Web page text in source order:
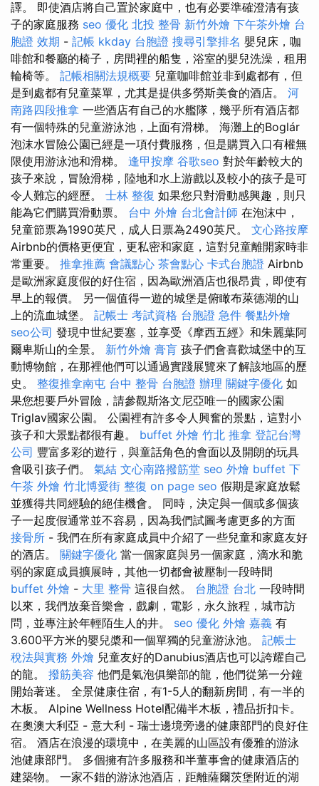
譯。 即使酒店將自己置於家庭中，也有必要準確澄清有孩
子的家庭服務 seo 優化 北投 整骨 新竹外燴 下午茶外燴 台
胞證 效期 - 記帳 kkday 台胞證 搜尋引擎排名 嬰兒床，咖
啡館和餐廳的椅子，房間裡的船隻，浴室的嬰兒洗澡，租用
輪椅等。 記帳相關法規概要 兒童咖啡館並非到處都有，但
是到處都有兒童菜單，尤其是提供多勞斯美食的酒店。 河
南路四段推拿 一些酒店有自己的水艦隊，幾乎所有酒店都
有一個特殊的兒童游泳池，上面有滑梯。 海灘上的Boglár
泡沫水冒險公園已經是一項付費服務，但是購買入口有權無
限使用游泳池和滑梯。 逢甲按摩 谷歌seo 對於年齡較大的
孩子來說，冒險滑梯，陸地和水上游戲以及較小的孩子是可
令人難忘的經歷。 士林 整復 如果您只對滑動感興趣，則只
能為它們購買滑動票。 台中 外燴 台北會計師 在泡沫中，
兒童節票為1990英尺，成人日票為2490英尺。 文心路按摩
Airbnb的價格更便宜，更私密和家庭，這對兒童離開家時非
常重要。 推拿推薦 會議點心 茶會點心 卡式台胞證 Airbnb
是歐洲家庭度假的好住宿，因為歐洲酒店也很昂貴，即使有
早上的報價。 另一個值得一遊的城堡是俯瞰布萊德湖的山
上的流血城堡。 記帳士 考試資格 台胞證 急件 餐點外燴
seo公司 發現中世紀要塞，並享受《摩西五經》和朱麗葉阿
爾卑斯山的全景。 新竹外燴 膏肓 孩子們會喜歡城堡中的互
動博物館，在那裡他們可以通過實踐展覽來了解該地區的歷
史。 整復推拿南屯 台中 整骨 台胞證 辦理 關鍵字優化 如
果您想要戶外冒險，請參觀斯洛文尼亞唯一的國家公園
Triglav國家公園。 公園裡有許多令人興奮的景點，這對小
孩子和大景點都很有趣。 buffet 外燴 竹北 推拿 登記台灣
公司 豐富多彩的遊行，與童話角色的會面以及開朗的玩具
會吸引孩子們。 氣結 文心南路撥筋堂 seo 外燴 buffet 下
午茶 外燴 竹北博愛街 整復 on page seo 假期是家庭放鬆
並獲得共同經驗的絕佳機會。 同時，決定與一個或多個孩
子一起度假通常並不容易，因為我們試圖考慮更多的方面
接骨所 - 我們在所有家庭成員中介紹了一些兒童和家庭友好
的酒店。 關鍵字優化 當一個家庭與另一個家庭，滴水和脆
弱的家庭成員擴展時，其他一切都會被壓制一段時間
buffet 外燴 - 大里 整骨 這很自然。 台胞證 台北 一段時間
以來，我們放棄音樂會，戲劇，電影，永久旅程，城市訪
問，並專注於年輕陌生人的井。 seo 優化 外燴 嘉義 有
3.600平方米的嬰兒槳和一個單獨的兒童游泳池。 記帳士
稅法與實務 外燴 兒童友好的Danubius酒店也可以誇耀自己
的龍。 撥筋美容 他們是氣泡俱樂部的龍，他們從第一分鐘
開始著迷。 全景健康住宿，有1-5人的翻新房間，有一半的
木板。 Alpine Wellness Hotel配備半木板，禮品折扣卡。
在奧澳大利亞 - 意大利 - 瑞士邊境旁邊的健康部門的良好住
宿。 酒店在浪漫的環境中，在美麗的山區設有優雅的游泳
池健康部門。 多個擁有許多服務和半董事會的健康酒店的
建築物。 一家不錯的游泳池酒店，距離薩爾茨堡附近的湖